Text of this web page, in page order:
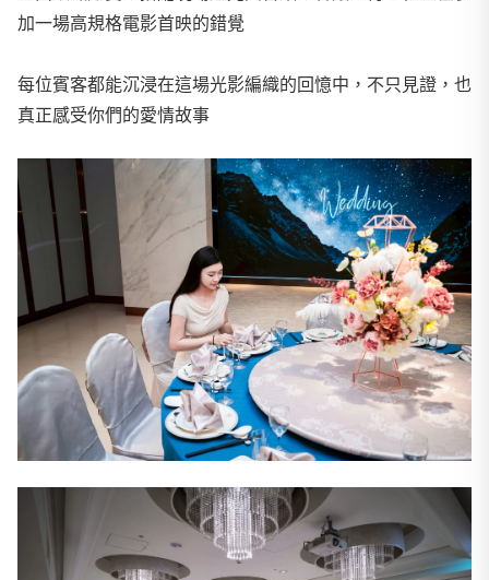
加一場高規格電影首映的錯覺
每位賓客都能沉浸在這場光影編織的回憶中，不只見證，也
真正感受你們的愛情故事